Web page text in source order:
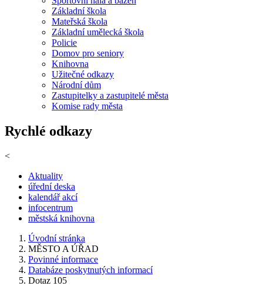
Základní škola
Mateřská škola
Základní umělecká škola
Policie
Domov pro seniory
Knihovna
Užitečné odkazy
Národní dům
Zastupitelky a zastupitelé města
Komise rady města
Rychlé odkazy
<
Aktuality
úřední deska
kalendář akcí
infocentrum
městská knihovna
Úvodní stránka
MĚSTO A ÚŘAD
Povinné informace
Databáze poskytnutých informací
Dotaz 105